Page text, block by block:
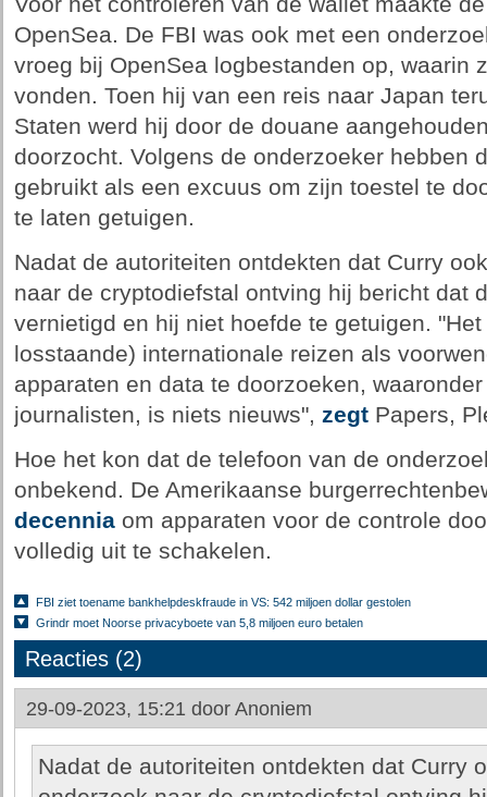
OpenSea. De FBI was ook met een
vroeg bij OpenSea logbestanden op, waarin
vonden. Toen hij van een reis naar Japan
Staten werd hij door de douane
doorzocht. Volgens de onderzoeker hebben
gebruikt als een excuus om zijn toestel te
te laten getuigen.
Nadat de autoriteiten ontdekten dat Curry
naar de cryptodiefstal ontving hij bericht dat
vernietigd en hij niet hoefde te getuigen.
losstaande) internationale reizen als
apparaten en data te doorzoeken,
journalisten, is niets nieuws", zegtPapers,
Hoe het kon dat de telefoon van de
onbekend. De Amerikaanse
decenniaom apparaten voor de controle
volledig uit te schakelen.
FBI ziet toename bankhelpdeskfraude in VS: 542 miljoen dollar gestolen
Grindr moet Noorse privacyboete van 5,8 miljoen euro betalen
Reacties (2)
29-09-2023, 15:21 door Anoniem
Nadat de autoriteiten ontdekten dat Curry